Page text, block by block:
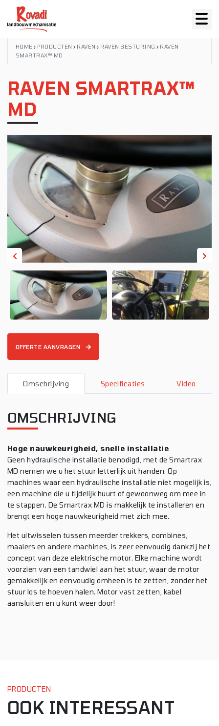
HOME › PRODUCTEN › RAVEN › RAVEN BESTURING › RAVEN
SMARTRAX™ MD
RAVEN SMARTRAX™
MD
OFFERTE AANVRAGEN
Omschrijving Specificaties Video
OMSCHRIJVING
Hoge nauwkeurigheid, snelle installatie
Geen hydraulische installatie benodigd, met de Smartrax
MD nemen we u het stuur letterlijk uit handen. Op
machines waar een hydraulische installatie niet mogelijk is,
een machine die u tijdelijk huurt of gewoonweg om mee in
te stappen. De Smartrax MD is makkelijk te installeren en
brengt een hoge nauwkeurigheid met zich mee.
Het uitwisselen tussen meerder trekkers, combines,
maaiers en andere machines, is zeer eenvoudig dankzij het
concept van deze elektrische motor. Elke machine wordt
voorzien van een tandwiel aan het stuur, waar de motor
gemakkelijk en eenvoudig omheen is te zetten, zonder het
stuur los te hoeven halen. Motor vast zetten, kabel
aansluiten en u kunt weer door!
PRODUCTEN
OOK INTERESSANT